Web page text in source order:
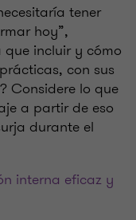
tener
hoy”,
que incluir y cómo
con sus
Considere lo que
a partir de eso
durante el
interna eficaz y